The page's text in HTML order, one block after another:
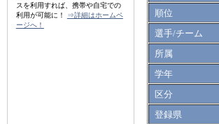
スを利用すれば、携帯や自宅での
利用が可能に！
⇒詳細はホームペ
ージへ！
順位
選手/チーム
所属
学年
区分
登録県